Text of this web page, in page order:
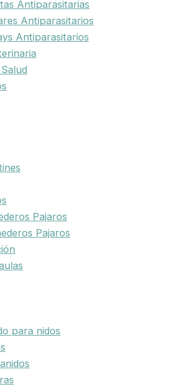
Antiparasitarias
Antiparasitarios
Antiparasitarios
Pajaros
Pajaros
para nidos